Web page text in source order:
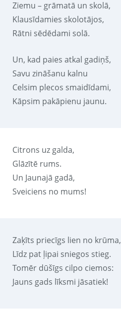
Ziemu – grāmatā un skolā,
Klausīdamies skolotājos,
Rātni sēdēdami solā.
Un, kad paies atkal gadiņš,
Savu zināšanu kalnu
Celsim plecos smaidīdami,
Kāpsim pakāpienu jaunu.
Citrons uz galda,
Glāzītē rums.
Un Jaunajā gadā,
Sveiciens no mums!
Zaķīts priecīgs lien no krūma,
Līdz pat ļipai sniegos stieg.
Tomēr dūšīgs cilpo ciemos:
Jauns gads līksmi jāsatiek!